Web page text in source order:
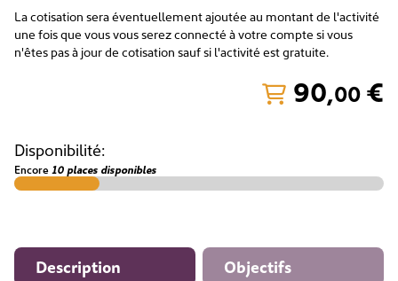
La cotisation sera éventuellement ajoutée au montant de l'activité
une fois que vous vous serez connecté à votre compte si vous
n'êtes pas à jour de cotisation sauf si l'activité est gratuite.
90,00 €
Disponibilité:
Encore 10 places disponibles
Description
Objectifs